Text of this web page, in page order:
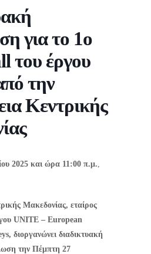
για το 1ο
του έργου
την
Κεντρικής
2025 και ώρα 11:00 π.μ.
Μακεδονίας, εταίρος
UNITE – European
, διοργανώνει διαδικτυακή
την Πέμπτη 27